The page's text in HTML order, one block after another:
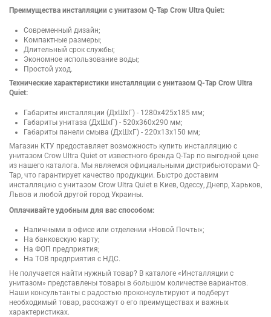
Преимущества инсталляции с унитазом Q-Tap Crow Ultra Quiet:
Современный дизайн;
Компактные размеры;
Длительный срок службы;
Экономное использование воды;
Простой уход.
Технические характеристики инсталляции с унитазом Q-Tap Crow Ultra
Quiet:
Габариты инсталляции (ДхШхГ) - 1280х425х185 мм;
Габариты унитаза (ДхШхГ) - 520х360х290 мм;
Габариты панели смыва (ДхШхГ) - 220х13х150 мм;
Магазин КТУ предоставляет возможность купить инсталляцию с
унитазом Crow Ultra Quiet от известного бренда Q-Tap по выгодной цене
из нашего каталога. Мы являемся официальными дистрибьюторами Q-
Tap, что гарантирует качество продукции. Быстро доставим
инсталляцию с унитазом Crow Ultra Quiet в Киев, Одессу, Днепр, Харьков,
Львов и любой другой город Украины.
Оплачивайте удобным для вас способом:
Наличными в офисе или отделении «Новой Почты»;
На банковскую карту;
На ФОП предприятия;
На ТОВ предприятия с НДС.
Не получается найти нужный товар? В каталоге «Инсталляции с
унитазом» представлены товары в большом количестве вариантов.
Наши консультанты с радостью проконсультируют и подберут
необходимый товар, расскажут о его преимуществах и важных
характеристиках.